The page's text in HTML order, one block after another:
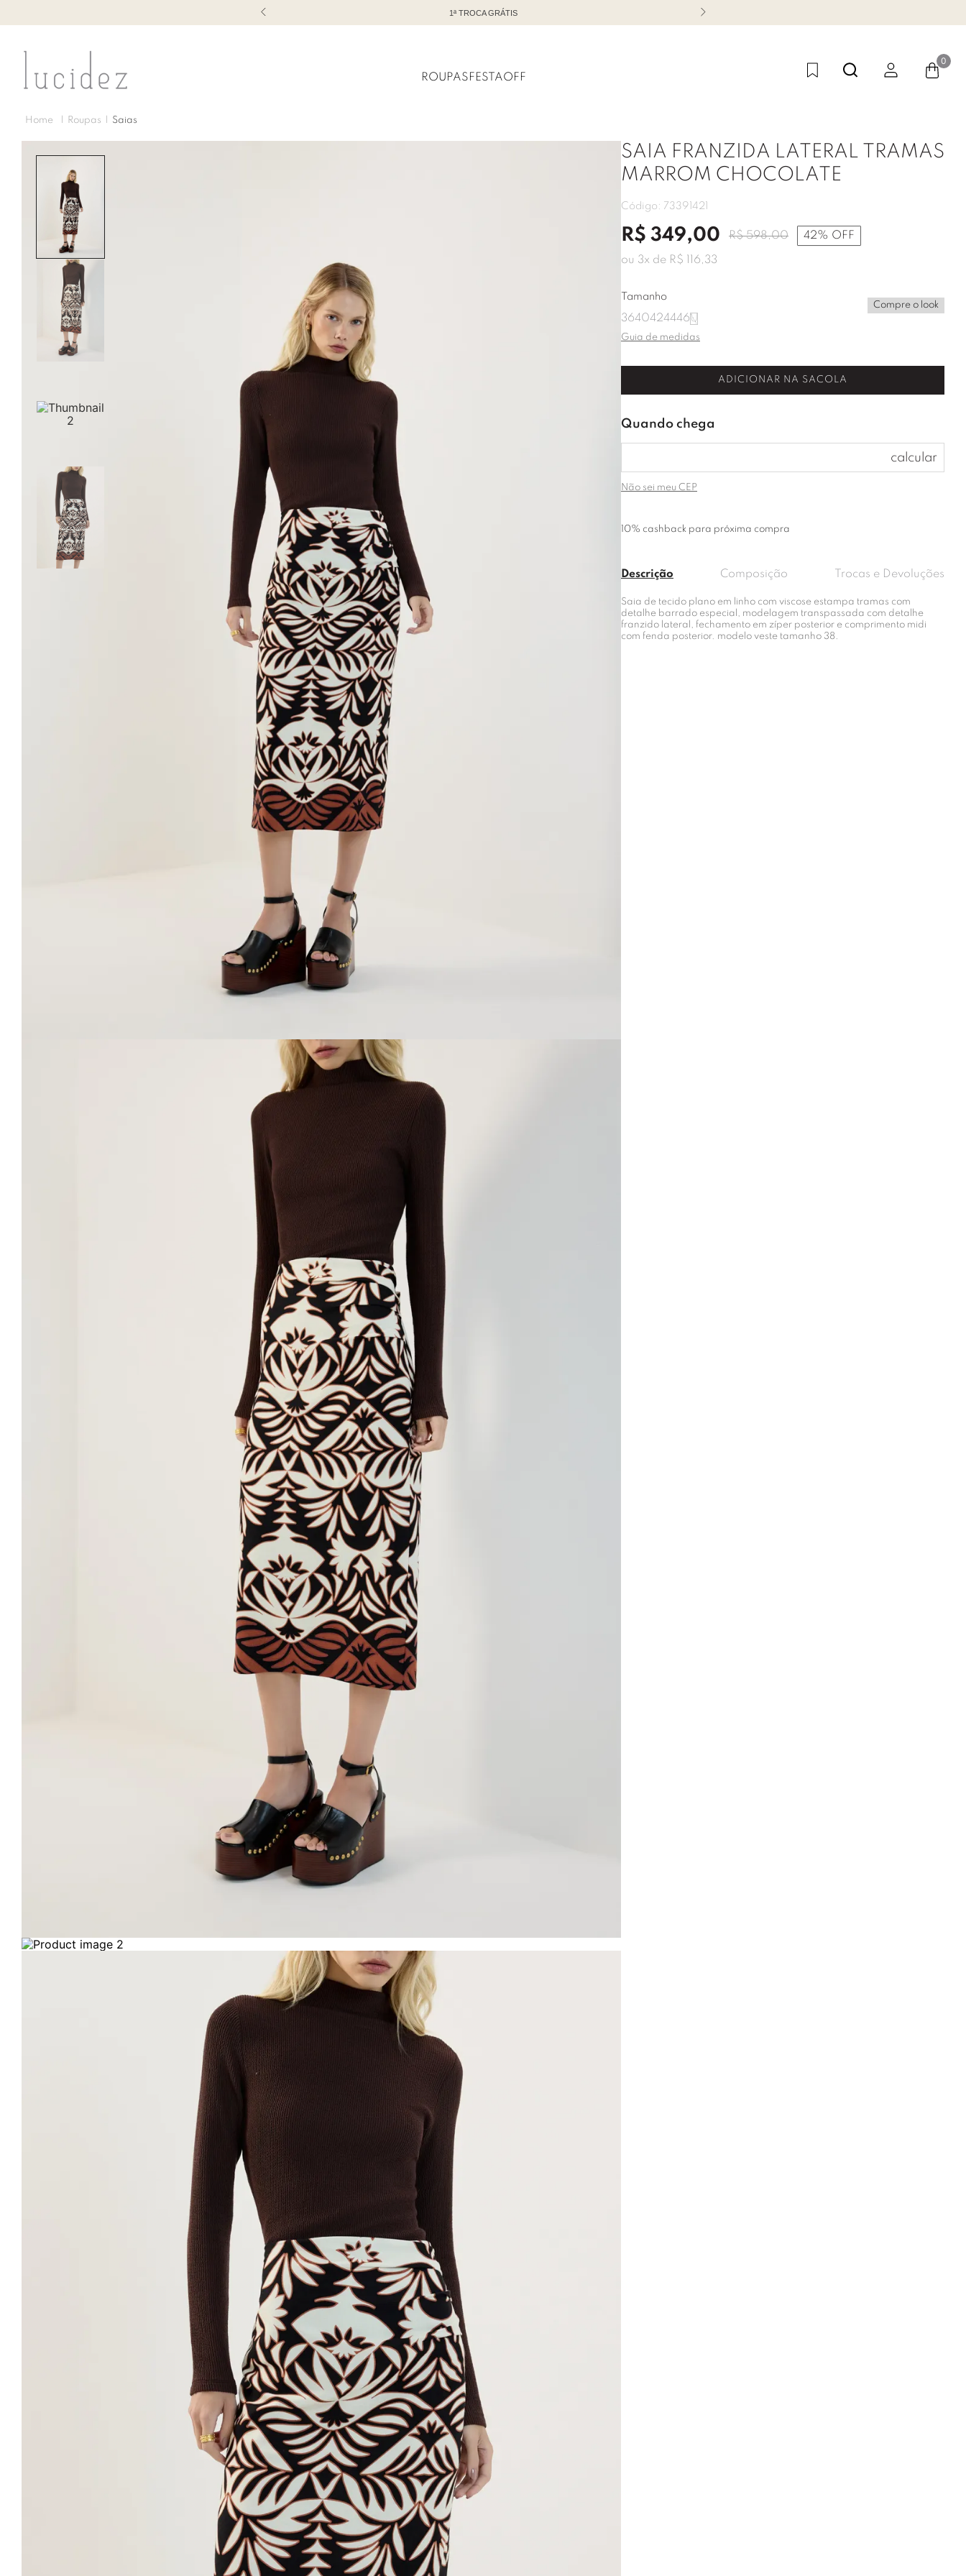
TODO OFF COM ATÉ 60% DE DESCONTO
ROUPASFESTAOFF
0
Roupas Saias
SAIA FRANZIDA LATERAL TRAMAS
MARROM CHOCOLATE
Código: 73391421
R$ 349,00 R$ 598,00 42% OFF
ou 3x de R$ 116,33
Tamanho
3640424446U
Compre o look
Guia de medidas
ADICIONAR NA SACOLA
Não sei meu CEP
10% cashback para próxima compra
Descrição Composição Trocas e Devoluções
Saia de tecido plano em linho com viscose estampa tramas com
detalhe barrado especial, modelagem transpassada com detalhe
franzido lateral, fechamento em zíper posterior e comprimento midi
com fenda posterior. modelo veste tamanho 38.